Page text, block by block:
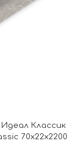
Классик
70х22х2200